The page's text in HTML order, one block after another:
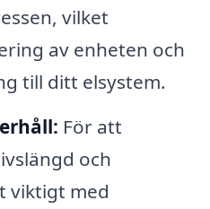
vilket
av enheten och
till ditt elsystem.
För att
och
viktigt med